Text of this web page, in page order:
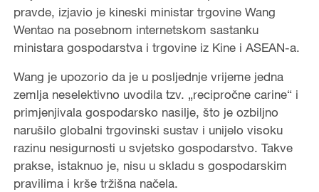
pravde, izjavio je kineski ministar trgovine Wang
Wentao na posebnom internetskom sastanku
ministara gospodarstva i trgovine iz Kine i ASEAN-a.
Wang je upozorio da je u posljednje vrijeme jedna
zemlja neselektivno uvodila tzv. „recipročne carine“ i
primjenjivala gospodarsko nasilje, što je ozbiljno
narušilo globalni trgovinski sustav i unijelo visoku
razinu nesigurnosti u svjetsko gospodarstvo. Takve
prakse, istaknuo je, nisu u skladu s gospodarskim
pravilima i krše tržišna načela.